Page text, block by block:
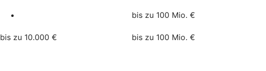
bis zu 100 Mio. €
bis zu 10.000 € bis zu 100 Mio. €